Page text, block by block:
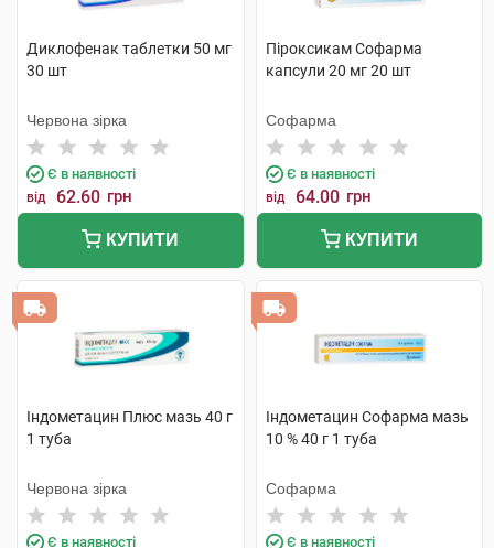
Диклофенак таблетки 50 мг
30 шт
Червона зірка
Є в наявності
від 62.60 грн
КУПИТИ
Піроксикам Софарма
капсули 20 мг 20 шт
Софарма
Є в наявності
від 64.00 грн
КУПИТИ
Індометацин Плюс мазь 40 г
1 туба
Червона зірка
Є в наявності
Індометацин Софарма мазь
10 % 40 г 1 туба
Софарма
Є в наявності